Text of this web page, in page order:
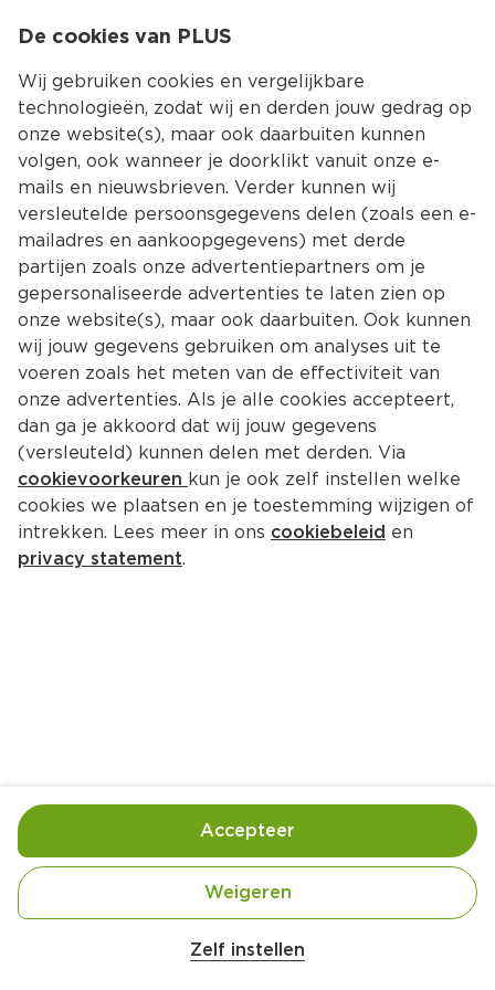
Kies jouw
Ingrediënten Bereiding
De cookies van PLUS
Wij gebruiken cookies en vergelijkbare
technologieën, zodat wij en derden jouw gedrag op
onze website(s), maar ook daarbuiten kunnen
volgen, ook wanneer je doorklikt vanuit onze e-
mails en nieuwsbrieven. Verder kunnen wij
versleutelde persoonsgegevens delen (zoals een e-
mailadres en aankoopgegevens) met derde
partijen zoals onze advertentiepartners om je
gepersonaliseerde advertenties te laten zien op
onze website(s), maar ook daarbuiten. Ook kunnen
wij jouw gegevens gebruiken om analyses uit te
voeren zoals het meten van de effectiviteit van
onze advertenties. Als je alle cookies accepteert,
dan ga je akkoord dat wij jouw gegevens
(versleuteld) kunnen delen met derden. Via
cookievoorkeuren kun je ook zelf instellen welke
cookies we plaatsen en je toestemming wijzigen of
intrekken. Lees meer in ons cookiebeleid en
privacy statement.
Zelf instellen
Weigeren
Accepteer